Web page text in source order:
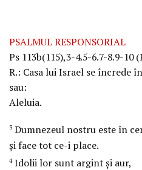
PSALMUL RESPONSORIAL
Ps 113b(115),3-4.5-6.7-8.9-10
R.: Casa lui Israel se încrede
sau:
Aleluia.
3 Dumnezeul nostru este în
şi face tot ce-i place.
4Idolii lor sunt argint şi aur,